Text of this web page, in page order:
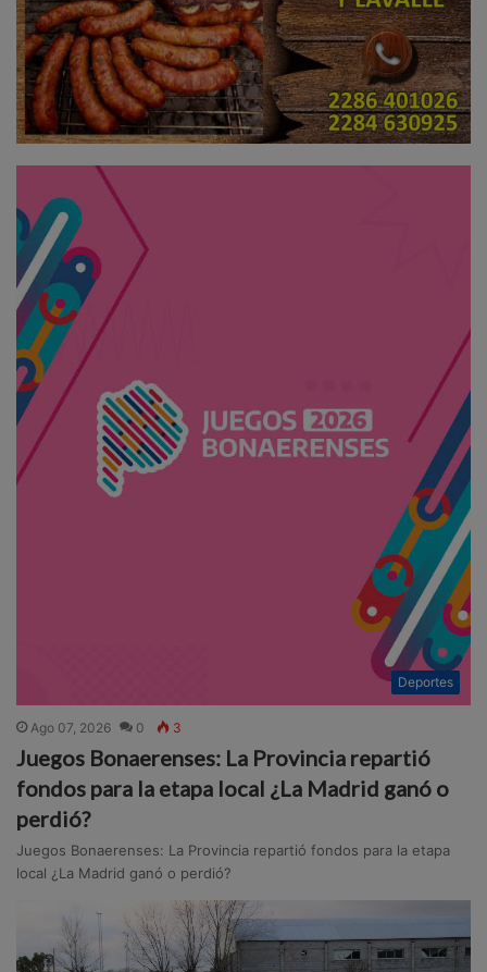
Deportes
Ago 07, 2026 0 3
Juegos Bonaerenses: La Provincia repartió
fondos para la etapa local ¿La Madrid ganó o
perdió?
Juegos Bonaerenses: La Provincia repartió fondos para la etapa
local ¿La Madrid ganó o perdió?